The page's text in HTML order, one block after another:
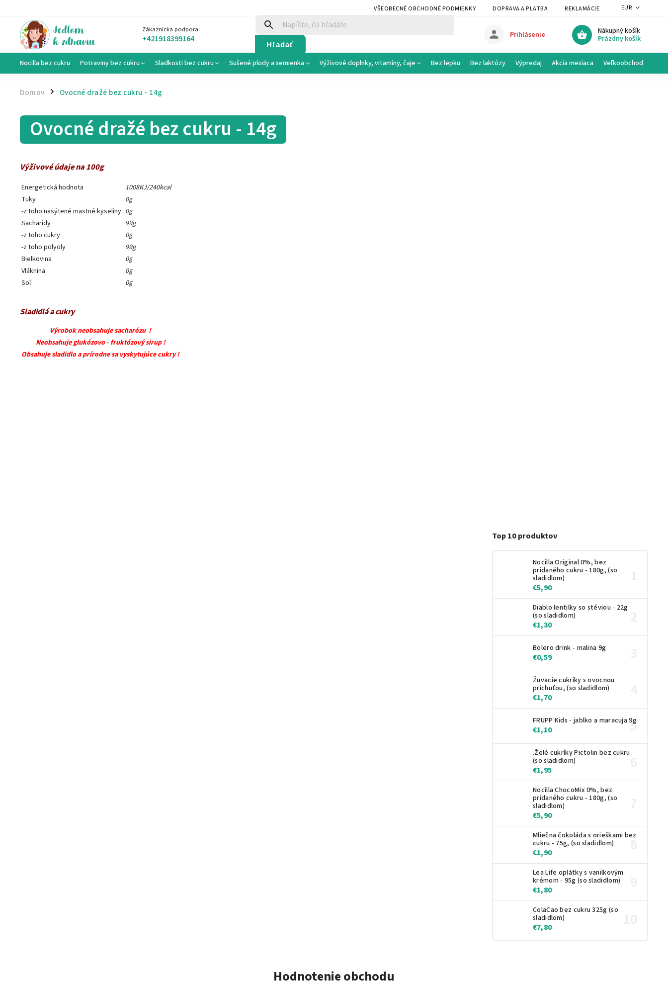
VŠEOBECNÉ OBCHODNÉ PODMIENKY DOPRAVA A PLATBA REKLAMÁCIE A VRÁTENIE
EUR
Zákaznícka podpora:
+421918399164 Hľadať
Nákupný košík
Prázdny košík
Prihlásenie
Nocilla bez cukru Potraviny bez cukru Sladkosti bez cukru Sušené plody a semienka Výživové doplnky, vitamíny, čaje Bez lepku Bez laktózy Výpredaj Akcia mesiaca Veľkoobchod
Domov / Ovocné dražé bez cukru - 14g
Top 10 produktov
Nocilla Original 0%, bez
pridaného cukru - 180g, (so
sladidlom)
€5,90
Diablo lentilky so stéviou - 22g
(so sladidlom)
€1,30
Bolero drink - malina 9g
€0,59
Žuvacie cukríky s ovocnou
príchuťou, (so sladidlom)
€1,70
FRUPP Kids - jablko a maracuja 9g
€1,10
.Želé cukríky Pictolin bez cukru
(so sladidlom)
€1,95
Nocilla ChocoMix 0%, bez
pridaného cukru - 180g, (so
sladidlom)
€5,90
Mliečna čokoláda s orieškami bez
cukru - 75g, (so sladidlom)
€1,90
Lea Life oplátky s vanilkovým
krémom - 95g (so sladidlom)
€1,80
ColaCao bez cukru 325g (so
sladidlom)
€7,80
Ovocné dražé bez cukru - 14g
Výživové údaje na 100g
Energetická hodnota
1008KJ/240kcal
Tuky
0g
-z toho nasýtené mastné kyseliny 0g
Sacharidy
99g
-z toho cukry
0g
-z toho polyoly
99g
Bielkovina
0g
Vláknina
0g
Soľ
0g
Sladidlá a cukry
Výrobok neobsahuje sacharózu !
Neobsahuje glukózovo - fruktózový sirup !
Obsahuje sladidlo a prírodne sa vyskytujúce cukry !
Hodnotenie obchodu